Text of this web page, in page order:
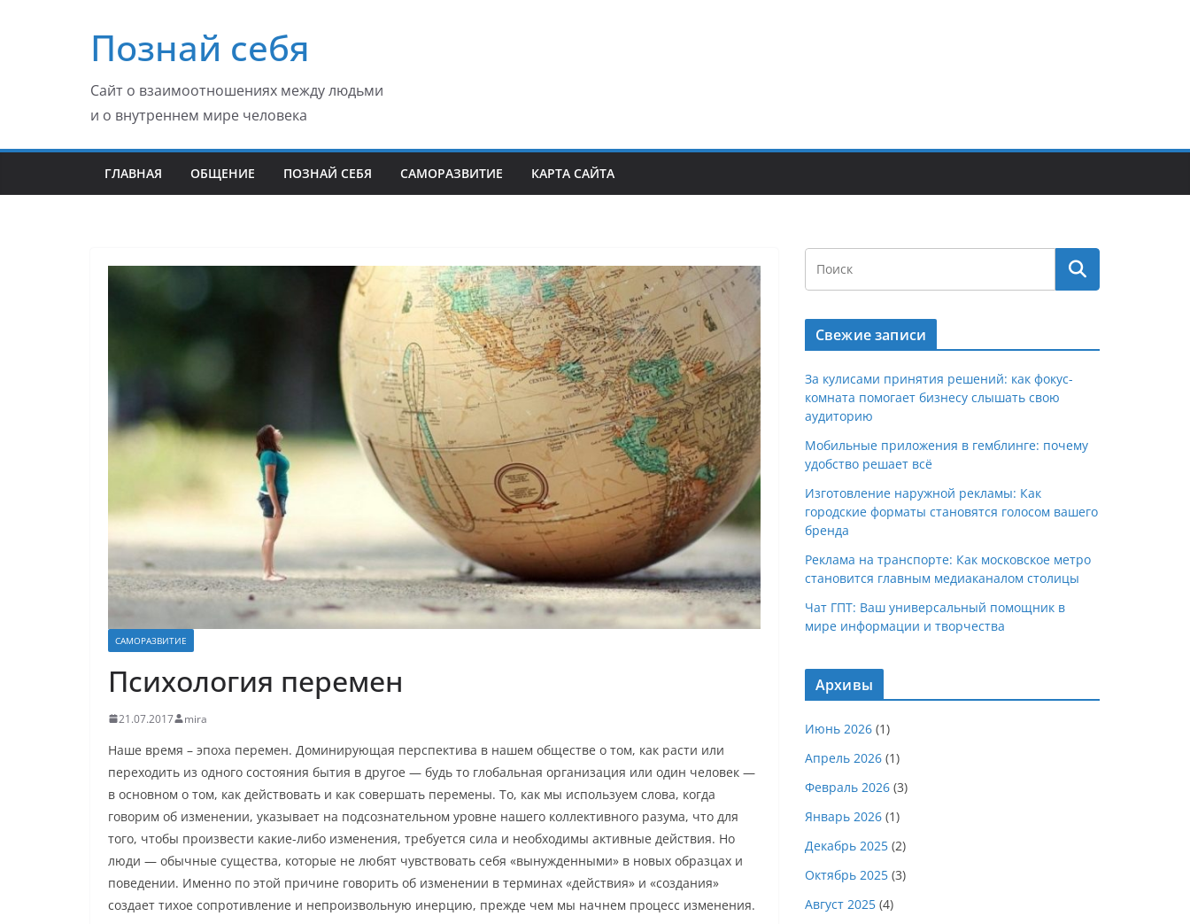
содержимомуПознай себя
Сайт о взаимоотношениях между людьми
и о внутреннем мире человека
ГЛАВНАЯ ОБЩЕНИЕ ПОЗНАЙ СЕБЯ САМОРАЗВИТИЕ КАРТА САЙТА
САМОРАЗВИТИЕ
Психология перемен
21.07.2017 mira
Наше время – эпоха перемен. Доминирующая перспектива в нашем обществе о том, как расти или
переходить из одного состояния бытия в другое — будь то глобальная организация или один человек —
в основном о том, как действовать и как совершать перемены. То, как мы используем слова, когда
говорим об изменении, указывает на подсознательном уровне нашего коллективного разума, что для
того, чтобы произвести какие-либо изменения, требуется сила и необходимы активные действия. Но
люди — обычные существа, которые не любят чувствовать себя «вынужденными» в новых образцах и
поведении. Именно по этой причине говорить об изменении в терминах «действия» и «создания»
создает тихое сопротивление и непроизвольную инерцию, прежде чем мы начнем процесс изменения.
Свежие записи
За кулисами принятия решений: как фокус-
комната помогает бизнесу слышать свою
аудиторию
Мобильные приложения в гемблинге: почему
удобство решает всё
Изготовление наружной рекламы: Как
городские форматы становятся голосом вашего
бренда
Реклама на транспорте: Как московское метро
становится главным медиаканалом столицы
Чат ГПТ: Ваш универсальный помощник в
мире информации и творчества
Архивы
Июнь 2026 (1)
Апрель 2026 (1)
Февраль 2026 (3)
Январь 2026 (1)
Декабрь 2025 (2)
Октябрь 2025 (3)
Август 2025 (4)